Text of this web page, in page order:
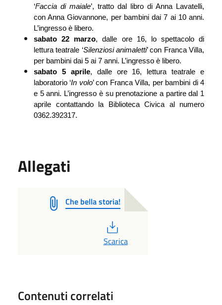
‘Faccia di maiale’, tratto dal libro di Anna Lavatelli,
con Anna Giovannone, per bambini dai 7 ai 10 anni.
L’ingresso è libero.
sabato 22 marzo, dalle ore 16, lo spettacolo di
lettura teatrale ‘Silenziosi animaletti’ con Franca Villa,
per bambini dai 5 ai 7 anni. L’ingresso è libero.
sabato 5 aprile, dalle ore 16, lettura teatrale e
laboratorio ‘In volo’ con Franca Villa, per bambini di 4
e 5 anni. L’ingresso è su prenotazione a partire dal 1
aprile contattando la Biblioteca Civica al numero
0362.392317.
Allegati
Che bella storia!
PDF
Scarica
Contenuti correlati